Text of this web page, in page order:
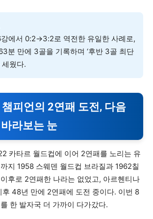
강에서 0:2→3:2로 역전한 유일한 사례로,
분 만에 3골을 기록하며 ‘후반 3골 최단
세웠다.
피언의 2연패 도전, 다음
라보는 눈
카타르 월드컵에 이어 2연패를 노리는 유
지 1958 스웨덴 월드컵 브라질과 1962칠
후로 2연패한 나라는 없었고, 아르헨티나
후 48년 만에 2연패에 도전 중이다. 이번 8
한 발자국 더 가까이 다가갔다.